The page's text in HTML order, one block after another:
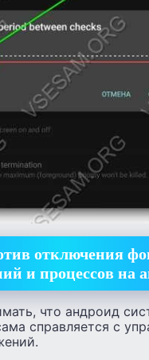
отключения
и процессов на
что андроид
справляется с